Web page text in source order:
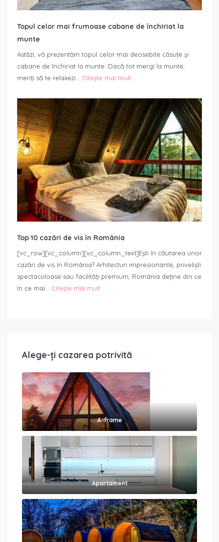
Topul celor mai frumoase cabane de închiriat la
munte
Astăzi, vă prezentăm topul celor mai deosebite căsuțe și
cabane de închiriat la munte. Dacă tot mergi la munte,
meriți să te relaxezi… Citește mai mult
Top 10 cazări de vis în România
[vc_row][vc_column][vc_column_text]Ești în căutarea unor
cazări de vis în România? Arhitecturi impresionante, priveliști
spectaculoase sau facilități premium, România deține din ce
în ce mai… Citește mai mult
Alege-ți cazarea potrivită
A-frame
Apartament